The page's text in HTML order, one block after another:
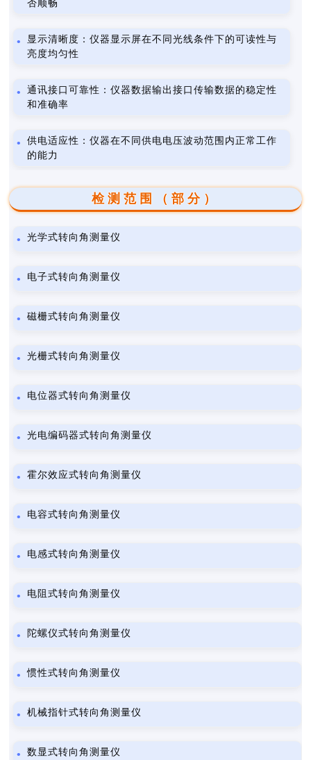
否顺畅
显示清晰度：仪器显示屏在不同光线条件下的可读性与
亮度均匀性
通讯接口可靠性：仪器数据输出接口传输数据的稳定性
和准确率
供电适应性：仪器在不同供电电压波动范围内正常工作
的能力
检测范围（部分）
光学式转向角测量仪
电子式转向角测量仪
磁栅式转向角测量仪
光栅式转向角测量仪
电位器式转向角测量仪
光电编码器式转向角测量仪
霍尔效应式转向角测量仪
电容式转向角测量仪
电感式转向角测量仪
电阻式转向角测量仪
陀螺仪式转向角测量仪
惯性式转向角测量仪
机械指针式转向角测量仪
数显式转向角测量仪